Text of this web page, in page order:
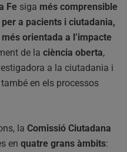
Fe siga més comprensible
a pacients i ciutadania,
orientada a l’impacte
de la ciència oberta,
a la ciutadania i
en els processos
la Comissió Ciutadana
en quatre grans àmbits: